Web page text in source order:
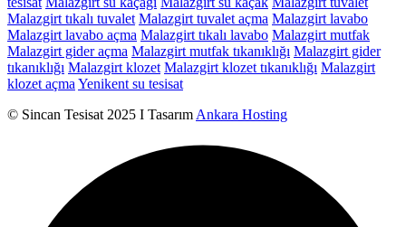
Malazgirt tıkalı tuvalet Malazgirt tuvalet açma Malazgirt lavabo
Malazgirt lavabo açma Malazgirt tıkalı lavabo Malazgirt mutfak
Malazgirt gider açma Malazgirt mutfak tıkanıklığı Malazgirt gider
tıkanıklığı Malazgirt klozet Malazgirt klozet tıkanıklığı Malazgirt
klozet açma Yenikent su tesisat
© Sincan Tesisat 2025 I Tasarım Ankara Hosting